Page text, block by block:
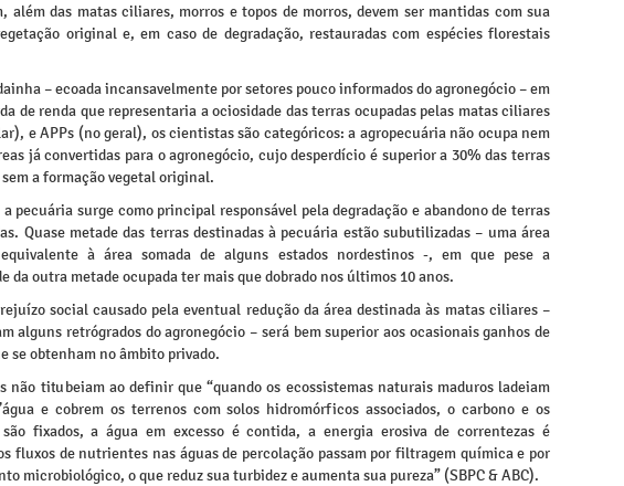
além das matas ciliares, morros e topos de morros, devem ser mantidas com sua
original e, em caso de degradação, restauradas com espécies florestais
– ecoada incansavelmente por setores pouco informados do agronegócio – em
de renda que representaria a ociosidade das terras ocupadas pelas matas ciliares
e APPs (no geral), os cientistas são categóricos: a agropecuária não ocupa nem
já convertidas para o agronegócio, cujo desperdício é superior a 30% das terras
a formação vegetal original.
pecuária surge como principal responsável pela degradação e abandono de terras
Quase metade das terras destinadas à pecuária estão subutilizadas – uma área
à área somada de alguns estados nordestinos -, em que pese a
da outra metade ocupada ter mais que dobrado nos últimos 10 anos.
social causado pela eventual redução da área destinada às matas ciliares –
alguns retrógrados do agronegócio – será bem superior aos ocasionais ganhos de
se obtenham no âmbito privado.
não titubeiam ao definir que “quando os ecossistemas naturais maduros ladeiam
e cobrem os terrenos com solos hidromórficos associados, o carbono e os
são fixados, a água em excesso é contida, a energia erosiva de correntezas é
fluxos de nutrientes nas águas de percolação passam por filtragem química e por
microbiológico, o que reduz sua turbidez e aumenta sua pureza” (SBPC & ABC).